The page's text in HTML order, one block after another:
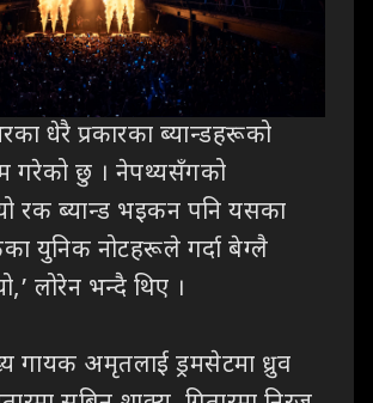
धेरै प्रकारका ब्यान्डहरूको
गरेको छु । नेपथ्यसँगको
रक ब्यान्ड भइकन पनि यसका
युनिक नोटहरूले गर्दा बेग्लै
,’ लोरेन भन्दै थिए ।
गायक अमृतलाई ड्रमसेटमा ध्रुव